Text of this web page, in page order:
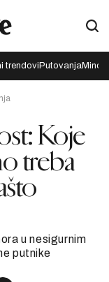
trendovi Putovanja
Koje
treba
u nesigurnim
putnike